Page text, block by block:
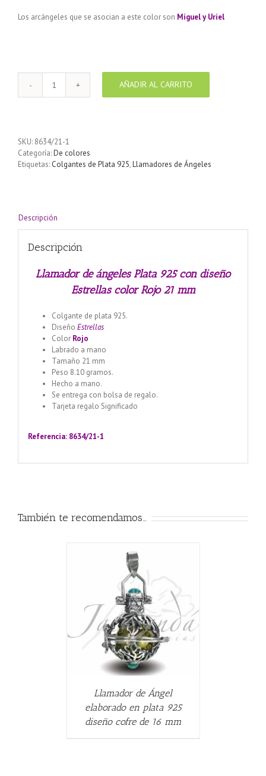
Los arcángeles que se asocian a este color son Miguel y Uriel
Llamador
con
diseño
Estrellas
mm
AÑADIR AL CARRITO
SKU: 8634/21-1
Categoría:De colores
Etiquetas: Colgantes de Plata 925,Llamadores de Ángeles
Descripción
Descripción
Llamador de ángeles Plata 925 con diseño
Estrellas color Rojo 21 mm
Colgante de plata 925.
Diseño Estrellas
Color Rojo
Labrado a mano
Tamaño 21 mm
Peso 8.10 gramos.
Hecho a mano.
Se entrega con bolsa de regalo.
Tarjeta regalo Significado
Referencia: 8634/21-1
También te recomendamos…
Llamador de Ángel
elaborado en plata 925
diseño cofre de 16 mm